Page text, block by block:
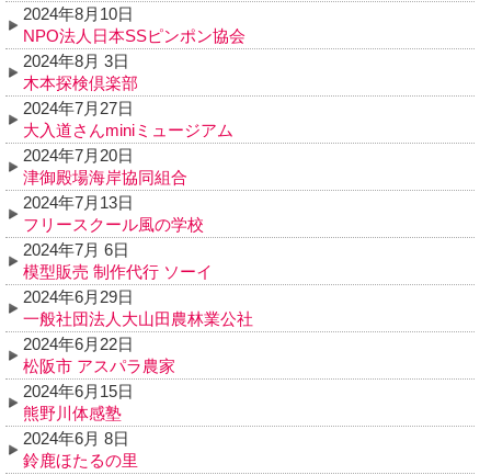
2024年8月10日
NPO法人日本SSピンポン協会
2024年8月 3日
木本探検倶楽部
2024年7月27日
大入道さんminiミュージアム
2024年7月20日
津御殿場海岸協同組合
2024年7月13日
フリースクール風の学校
2024年7月 6日
模型販売 制作代行 ソーイ
2024年6月29日
一般社団法人大山田農林業公社
2024年6月22日
松阪市 アスパラ農家
2024年6月15日
熊野川体感塾
2024年6月 8日
鈴鹿ほたるの里